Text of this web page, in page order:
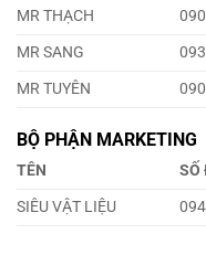
MR THẠCH
MR SANG
MR TUYÊN
BỘ PHẬN MARKETING
TÊN SỐ
SIÊU VẬT LIỆU